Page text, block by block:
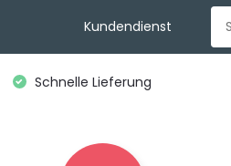
Kundendienst
Schnelle Lieferung